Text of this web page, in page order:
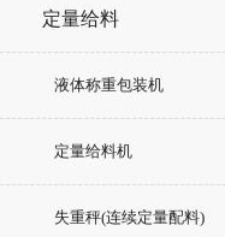
定量给料
液体称重包装机
定量给料机
失重秤(连续定量配料)